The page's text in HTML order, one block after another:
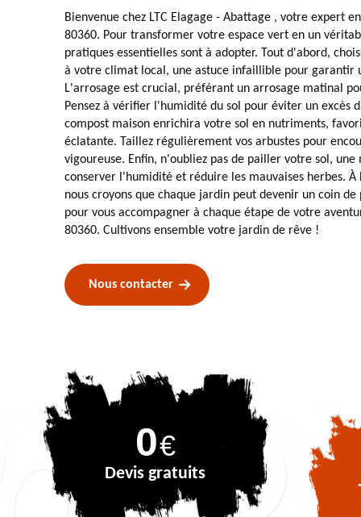
Bienvenue chez LTC Elagage - Abattage , votre expert
80360. Pour transformer votre espace vert en un
pratiques essentielles sont à adopter. Tout d'abord,
à votre climat local, une astuce infaillible pour garantir
L'arrosage est crucial, préférant un arrosage matinal
Pensez à vérifier l'humidité du sol pour éviter un excès
compost maison enrichira votre sol en nutriments,
éclatante. Taillez régulièrement vos arbustes pour
vigoureuse. Enfin, n'oubliez pas de pailler votre sol,
conserver l'humidité et réduire les mauvaises herbes. À
nous croyons que chaque jardin peut devenir un coin de
pour vous accompagner à chaque étape de votre
80360. Cultivons ensemble votre jardin de rêve !
Nous contacter
0€
Devis gratuits